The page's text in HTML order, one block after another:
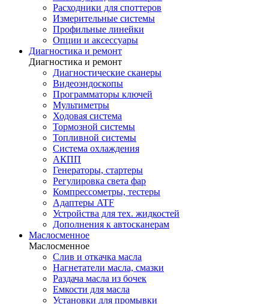
Расходники для споттеров
Измерительные системы
Профильные линейки
Опции и аксессуары
Диагностика и ремонт
Диагностика и ремонт
Диагностические сканеры
Видеоэндоскопы
Программаторы ключей
Мультиметры
Ходовая система
Тормозной системы
Топливной системы
Система охлаждения
АКПП
Генераторы, стартеры
Регулировка света фар
Компрессометры, тестеры
Адаптеры ATF
Устройства для тех. жидкостей
Дополнения к автосканерам
Маслосменное
Маслосменное
Слив и откачка масла
Нагнетатели масла, смазки
Раздача масла из бочек
Емкости для масла
Установки для промывки